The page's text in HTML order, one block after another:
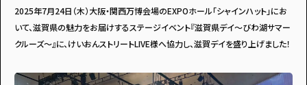
2025年7月24日（木）大阪・関西万博会場のEXPOホール「シャインハット」にお
いて、滋賀県の魅力をお届けするステージイベント『滋賀県デイ～びわ湖サマー
クルーズ～』に、けいおんストリートLIVE様へ協力し、滋賀デイを盛り上げました！